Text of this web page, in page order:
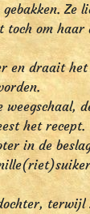
Ze
toch om
en draait
het recept.
in de
terwijl